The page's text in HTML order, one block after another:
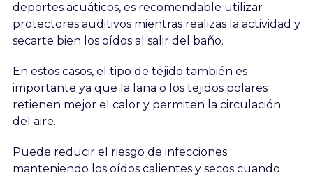
deportes acuáticos, es recomendable utilizar
protectores auditivos mientras realizas la actividad y
secarte bien los oídos al salir del baño.
En estos casos, el tipo de tejido también es
importante ya que la lana o los tejidos polares
retienen mejor el calor y permiten la circulación
del aire.
Puede reducir el riesgo de infecciones
manteniendo los oídos calientes y secos cuando